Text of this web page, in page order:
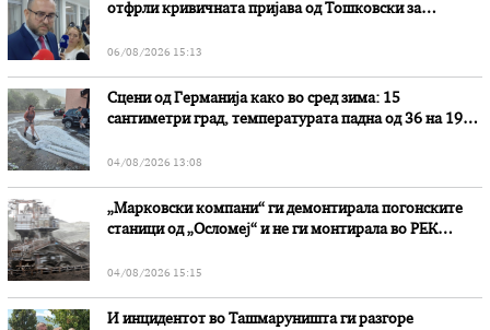
отфрли кривичната пријава од Тошковски за
06/08/2026 15:13
Сцени од Германија како во сред зима: 15
сантиметри град, температурата падна од 36 на 19
04/08/2026 13:08
„Марковски компани“ ги демонтирала погонските
станици од „Осломеј“ и не ги монтирала во РЕК
04/08/2026 15:15
И инцидентот во Ташмаруништa ги разгоре